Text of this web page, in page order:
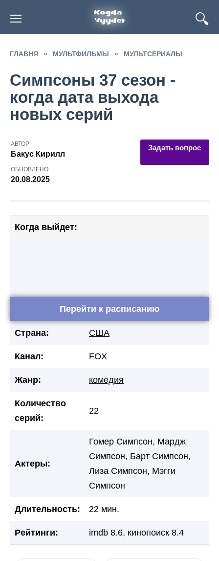
содержанию
ГЛАВНЯ » МУЛЬТФИЛЬМЫ » МУЛЬТСЕРИАЛЫ
Симпсоны 37 сезон -
когда дата выхода
новых серий
АВТОР
Бакус Кирилл
Задать вопрос
ОБНОВЛЕНО
20.08.2025
Когда выйдет:
Перейти к расписанию
Страна: США
Канал: FOX
Жанр: комедия
Количество
серий:
22
Актеры:
Гомер Симпсон, Мардж
Симпсон, Барт Симпсон,
Лиза Симпсон, Мэгги
Симпсон
Длительность: 22 мин.
Рейтинги: imdb 8.6, кинопоиск 8.4